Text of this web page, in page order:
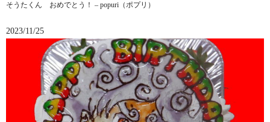
そうたくん おめでとう！ – popuri（ポプリ）
2023/11/25